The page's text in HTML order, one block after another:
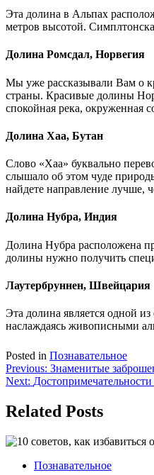
Эта долина в Альпах
метров высотой.
Долина Ромсдал, Норвегия
Мы уже рассказывали Вам о
страны. Красивые долины
спокойная река,
Долина Хаа, Бутан
Слово «Хаа» буквально
слышало об этом чуде
найдете направление лучше,
Долина Нубра, Индия
Долина Нубра расположена
долины нужно получить
Лаутербруннен, Швейцария
Эта долина является одной
наслаждаясь живописными
Posted in Познавательное
Навигация
по
записям
Previous: Знаменитые
Next:
Related Posts
Познавательное